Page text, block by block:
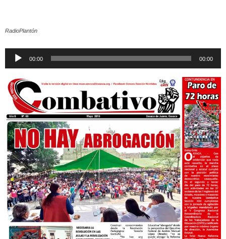
RadioPlantón
Reproductor
00:00 00:00